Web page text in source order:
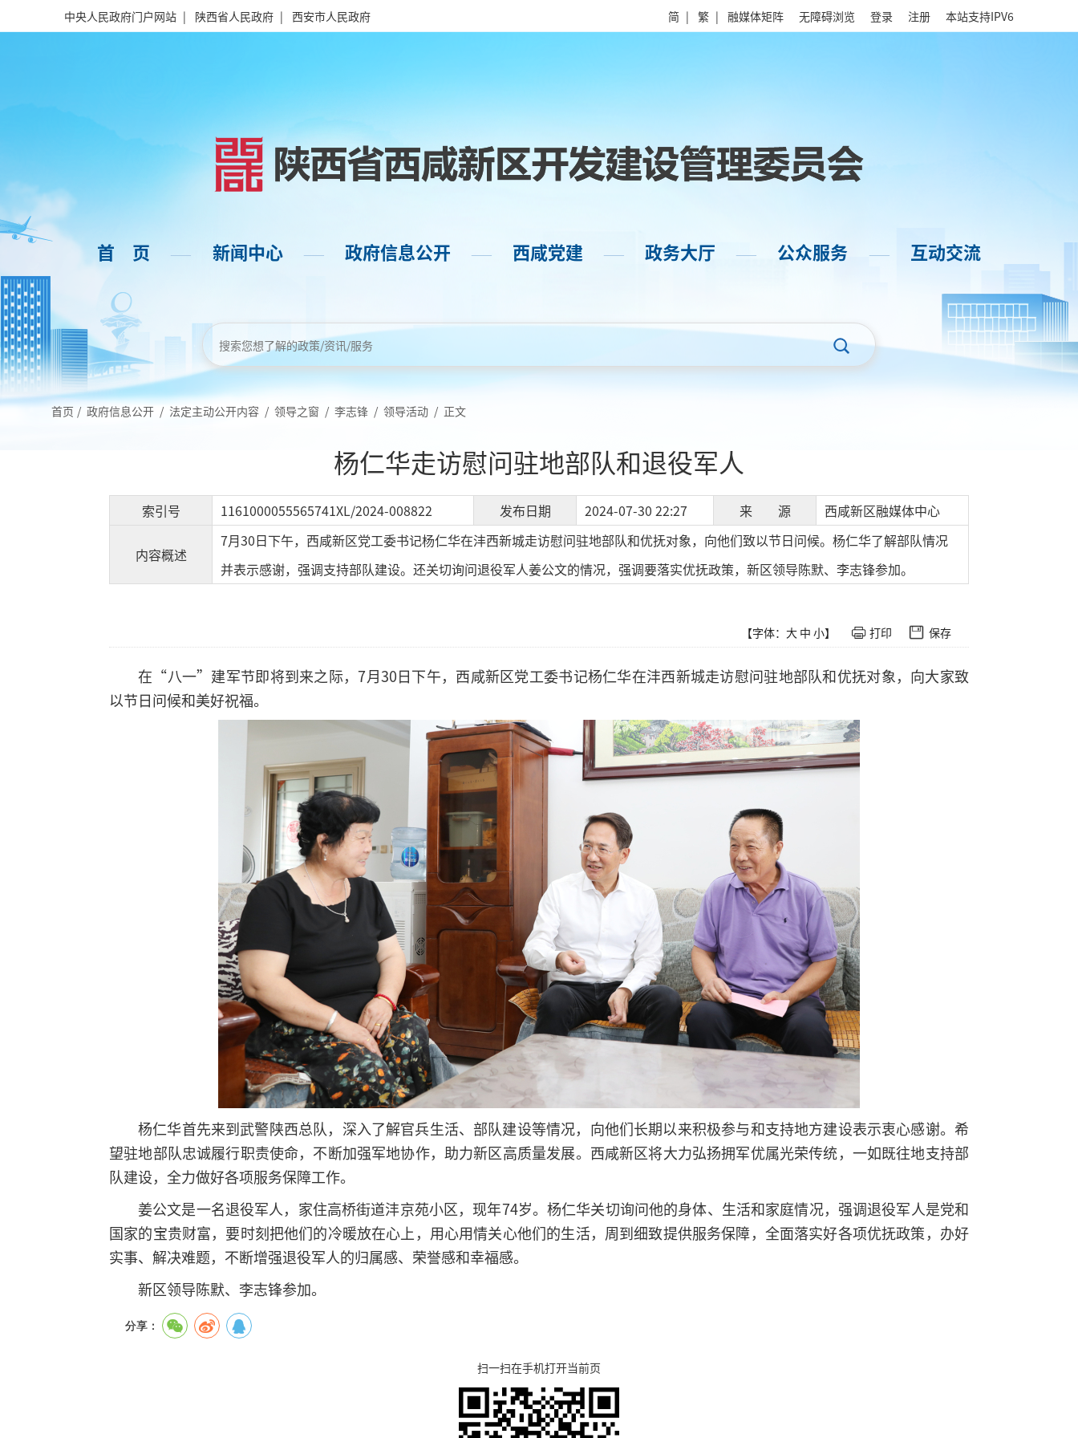
中央人民政府门户网站 | 陕西省人民政府 | 西安市人民政府 简 | 繁 | 融媒体矩阵 无障碍浏览 登录 注册 本站支持IPV6
首 页 —— 新闻中心 —— 政府信息公开 —— 西咸党建 —— 政务大厅 —— 公众服务 —— 互动交流
首页 / 政府信息公开 / 法定主动公开内容 / 领导之窗 / 李志锋 / 领导活动 / 正文
杨仁华走访慰问驻地部队和退役军人
索引号 1161000055565741XL/2024-008822 发布日期 2024-07-30 22:27 来 源 西咸新区融媒体中心
内容概述
7月30日下午，西咸新区党工委书记杨仁华在沣西新城走访慰问驻地部队和优抚对象，向他们致以节日问候。杨仁华了解部队情况
并表示感谢，强调支持部队建设。还关切询问退役军人姜公文的情况，强调要落实优抚政策，新区领导陈默、李志锋参加。
【字体： 大 中 小】 打印 保存
在“八一”建军节即将到来之际，7月30日下午，西咸新区党工委书记杨仁华在沣西新城走访慰问驻地部队和优抚对象，向大家致
以节日问候和美好祝福。
杨仁华首先来到武警陕西总队，深入了解官兵生活、部队建设等情况，向他们长期以来积极参与和支持地方建设表示衷心感谢。希
望驻地部队忠诚履行职责使命，不断加强军地协作，助力新区高质量发展。西咸新区将大力弘扬拥军优属光荣传统，一如既往地支持部
队建设，全力做好各项服务保障工作。
姜公文是一名退役军人，家住高桥街道沣京苑小区，现年74岁。杨仁华关切询问他的身体、生活和家庭情况，强调退役军人是党和
国家的宝贵财富，要时刻把他们的冷暖放在心上，用心用情关心他们的生活，周到细致提供服务保障，全面落实好各项优抚政策，办好
实事、解决难题，不断增强退役军人的归属感、荣誉感和幸福感。
新区领导陈默、李志锋参加。
分享：
扫一扫在手机打开当前页